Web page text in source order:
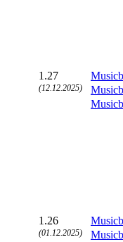
1.27
(12.12.2025)
1.26
(01.12.2025)